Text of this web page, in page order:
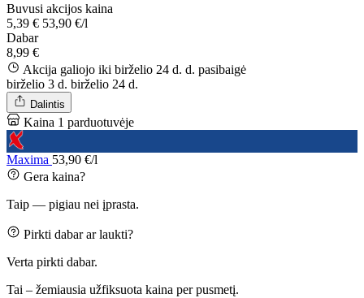
Buvusi akcijos kaina
5,39 € 53,90 €/l
Dabar
8,99 €
Akcija galiojo iki birželio 24 d. d. pasibaigė
birželio 3 d. birželio 24 d.
Dalintis
Kaina 1 parduotuvėje
Maxima 53,90 €/l
Gera kaina?
Taip — pigiau nei įprasta.
Pirkti dabar ar laukti?
Verta pirkti dabar.
Tai – žemiausia užfiksuota kaina per pusmetį.